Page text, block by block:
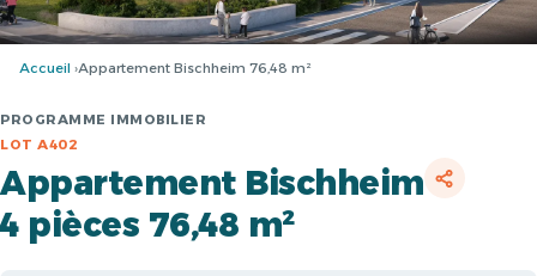
Accueil Appartement Bischheim 76,48 m²
PROGRAMME IMMOBILIER
LOT A402
Appartement Bischheim
4 pièces 76,48 m²